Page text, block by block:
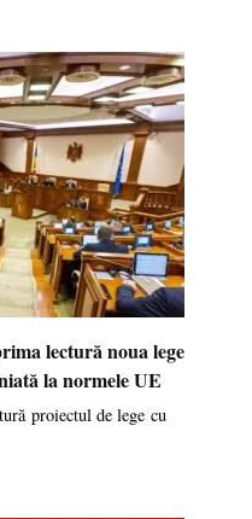
lectură noua lege
la normele UE
proiectul de lege cu